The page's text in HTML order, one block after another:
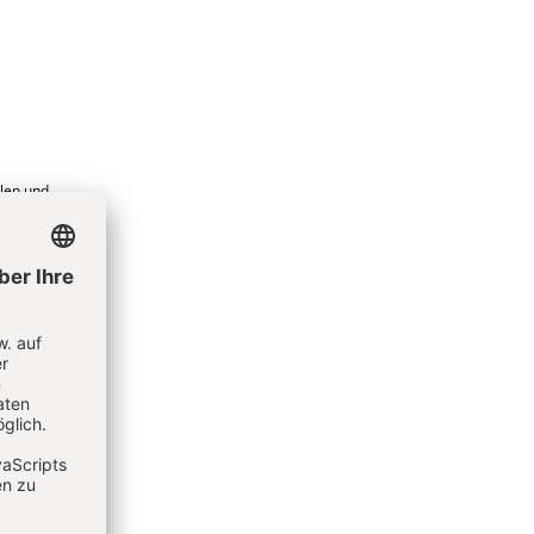
und